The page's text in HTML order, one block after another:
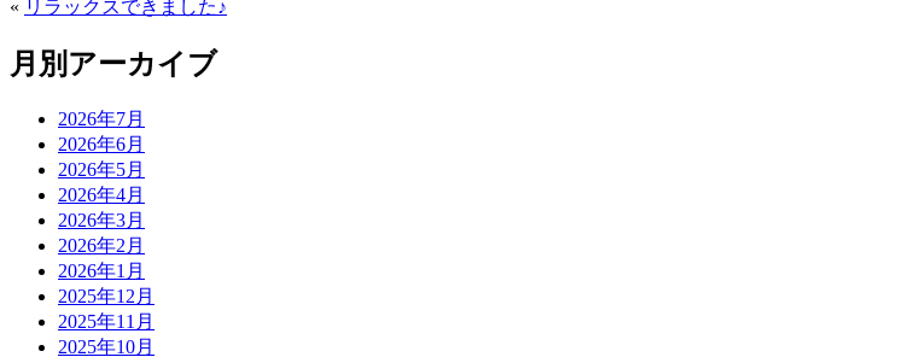
« リラックスできました♪
月別アーカイブ
2026年7月
2026年6月
2026年5月
2026年4月
2026年3月
2026年2月
2026年1月
2025年12月
2025年11月
2025年10月